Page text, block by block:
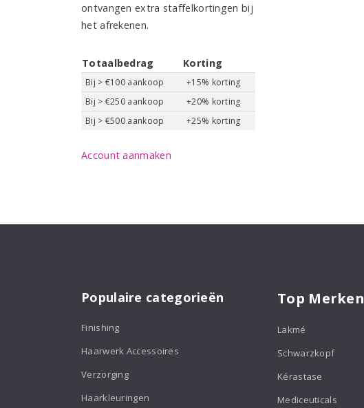
ontvangen extra staffelkortingen bij
het afrekenen.
Totaalbedrag Korting
Bij > €100 aankoop
+15% korting
Bij > €250 aankoop
+20% korting
Bij > €500 aankoop
+25% korting
Account aanmaken
Populaire categorieën
Finishing
Haarwerk Accessoires
Verzorging
Haarkleuringen
Top Merken
Lakmé
Schwarzkopf
Kérastase
Mediceuticals